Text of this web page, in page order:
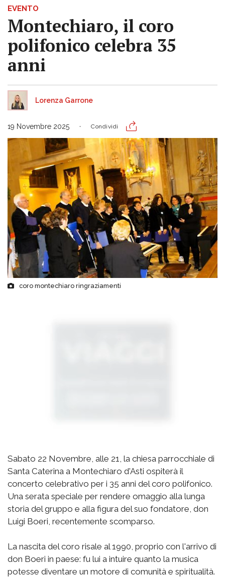
EVENTO
Montechiaro, il coro
polifonico celebra 35
anni
Lorenza Garrone
19 Novembre 2025 Condividi
coro montechiaro ringraziamenti
Sabato 22 Novembre, alle 21, la chiesa parrocchiale di
Santa Caterina a Montechiaro d'Asti ospiterà il
concerto celebrativo per i 35 anni del coro polifonico.
Una serata speciale per rendere omaggio alla lunga
storia del gruppo e alla figura del suo fondatore, don
Luigi Boeri, recentemente scomparso.
La nascita del coro risale al 1990, proprio con l'arrivo di
don Boeri in paese: fu lui a intuire quanto la musica
potesse diventare un motore di comunità e spiritualità.